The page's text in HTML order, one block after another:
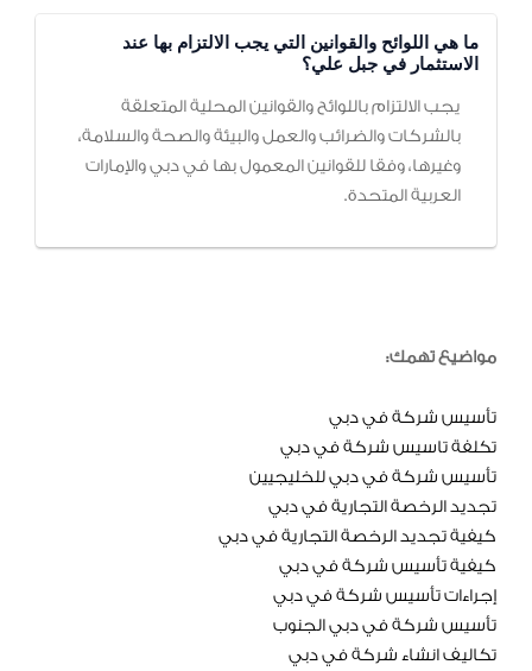
ما هي اللوائح والقوانين التي يجب الالتزام بها عند
الاستثمار في جبل علي؟
يجب الالتزام باللوائح والقوانين المحلية المتعلقة
بالشركات والضرائب والعمل والبيئة والصحة والسلامة،
وغيرها، وفقا للقوانين المعمول بها في دبي والإمارات
العربية المتحدة.
مواضيع تهمك:
تأسيس شركة في دبي
تكلفة تاسيس شركة في دبي
تأسيس شركة في دبي للخليجيين
تجديد الرخصة التجارية في دبي
كيفية تجديد الرخصة التجارية في دبي
كيفية تأسيس شركة في دبي
إجراءات تأسيس شركة في دبي
تأسيس شركة في دبي الجنوب
تكاليف انشاء شركة في دبي